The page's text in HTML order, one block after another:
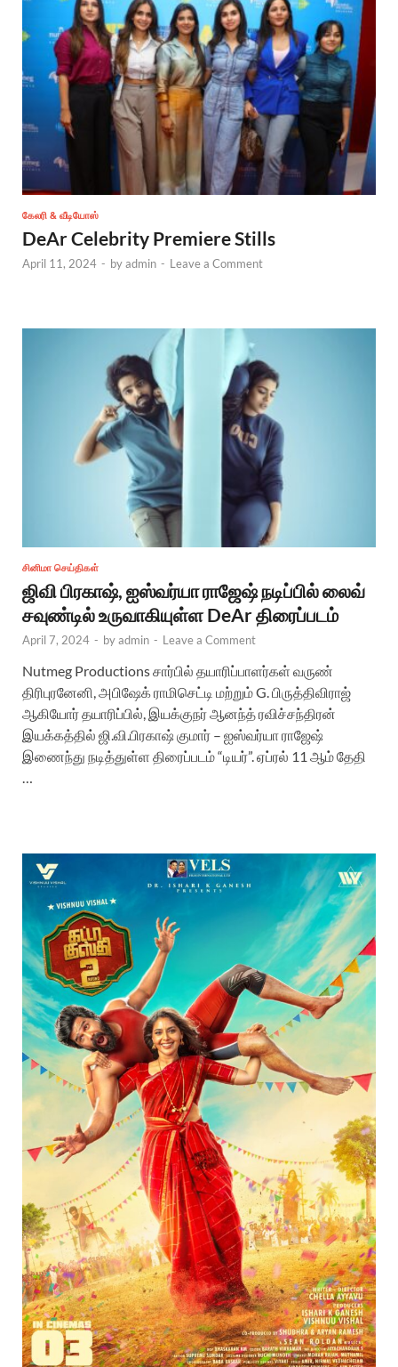
கேலரி & வீடியோஸ்
DeAr Celebrity Premiere Stills
April 11, 2024 - byadmin - Leave a Comment
சினிமா செய்திகள்
ஜிவி பிரகாஷ், ஐஸ்வர்யா ராஜேஷ் நடிப்பில் லைவ்
சவுண்டில் உருவாகியுள்ள DeAr திரைப்படம்
April 7, 2024 - byadmin - Leave a Comment
Nutmeg Productions சார்பில் தயாரிப்பாளர்கள் வருண்
திரிபுரனேனி, அபிஷேக் ராமிசெட்டி மற்றும் G. பிருத்திவிராஜ்
ஆகியோர் தயாரிப்பில், இயக்குநர் ஆனந்த் ரவிச்சந்திரன்
இயக்கத்தில் ஜி.வி.பிரகாஷ் குமார் – ஐஸ்வர்யா ராஜேஷ்
இணைந்து நடித்துள்ள திரைப்படம் “டியர்”. ஏப்ரல் 11 ஆம் தேதி